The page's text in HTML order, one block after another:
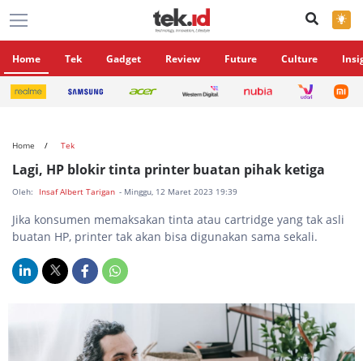
×
Home Tek Gadget Review Future Culture
Home Tek
Lagi, HP blokir tinta printer buatan pihak ketiga
Oleh: Insaf Albert Tarigan - Minggu, 12 Maret 2023 19:39
Jika konsumen memaksakan tinta atau cartridge yang tak asli
buatan HP, printer tak akan bisa digunakan sama sekali.